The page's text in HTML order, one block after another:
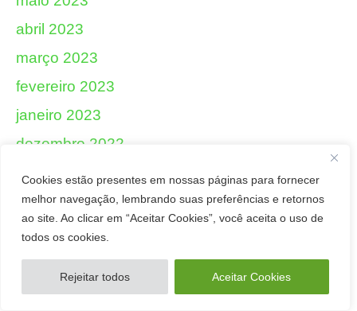
Cookies estão presentes em nossas páginas para fornecer
melhor navegação, lembrando suas preferências e retornos
ao site. Ao clicar em “Aceitar Cookies”, você aceita o uso de
todos os cookies.
Rejeitar todos Aceitar Cookies
abril 2023
março 2023
fevereiro 2023
janeiro 2023
dezembro 2022
novembro 2022
outubro 2022
setembro 2022
agosto 2022
julho 2022